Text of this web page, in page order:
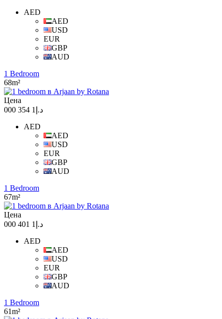
AED
AED
USD
EUR
GBP
AUD
1 Bedroom
68m²
Цена
د.إ1 354 000
AED
AED
USD
EUR
GBP
AUD
1 Bedroom
67m²
Цена
د.إ1 401 000
AED
AED
USD
EUR
GBP
AUD
1 Bedroom
61m²